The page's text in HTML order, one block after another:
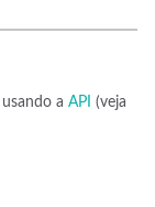
a API (veja